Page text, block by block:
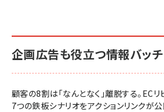
企画広告も役立つ情報バッチ
顧客の8割は「なんとなく」離脱する。EC
7つの鉄板シナリオをアクションリンクが